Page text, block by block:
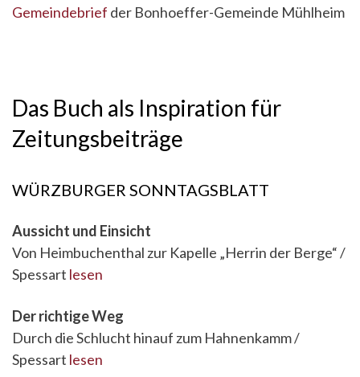
Gemeindebrief der Bonhoeffer-Gemeinde Mühlheim
Das Buch als Inspiration für
Zeitungsbeiträge
WÜRZBURGER SONNTAGSBLATT
Aussicht und Einsicht
Von Heimbuchenthal zur Kapelle „Herrin der Berge“ /
Spessart lesen
Der richtige Weg
Durch die Schlucht hinauf zum Hahnenkamm /
Spessart lesen